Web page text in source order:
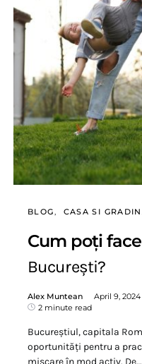
BLOG CASA SI
Cum poți
București?
Alex Muntean April 9, 2024
2 minute read
Bucureștiul, capitala
oportunități pentru a
mișcare în mod activ. De…